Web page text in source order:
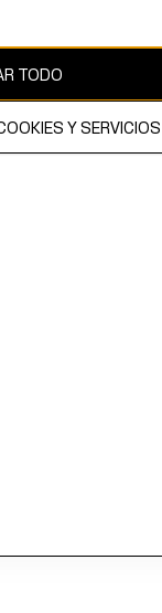
TODO
Y SERVICIOS